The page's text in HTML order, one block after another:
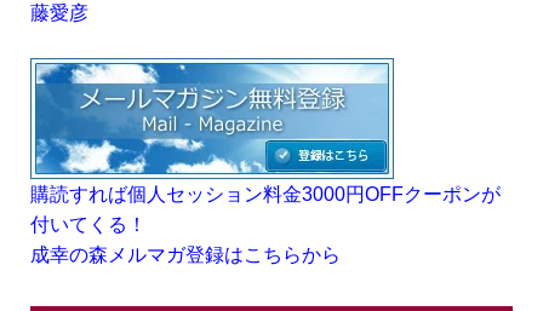
藤愛彦
購読すれば個人セッション料金3000円OFFクーポンが
付いてくる！
成幸の森メルマガ登録はこちらから